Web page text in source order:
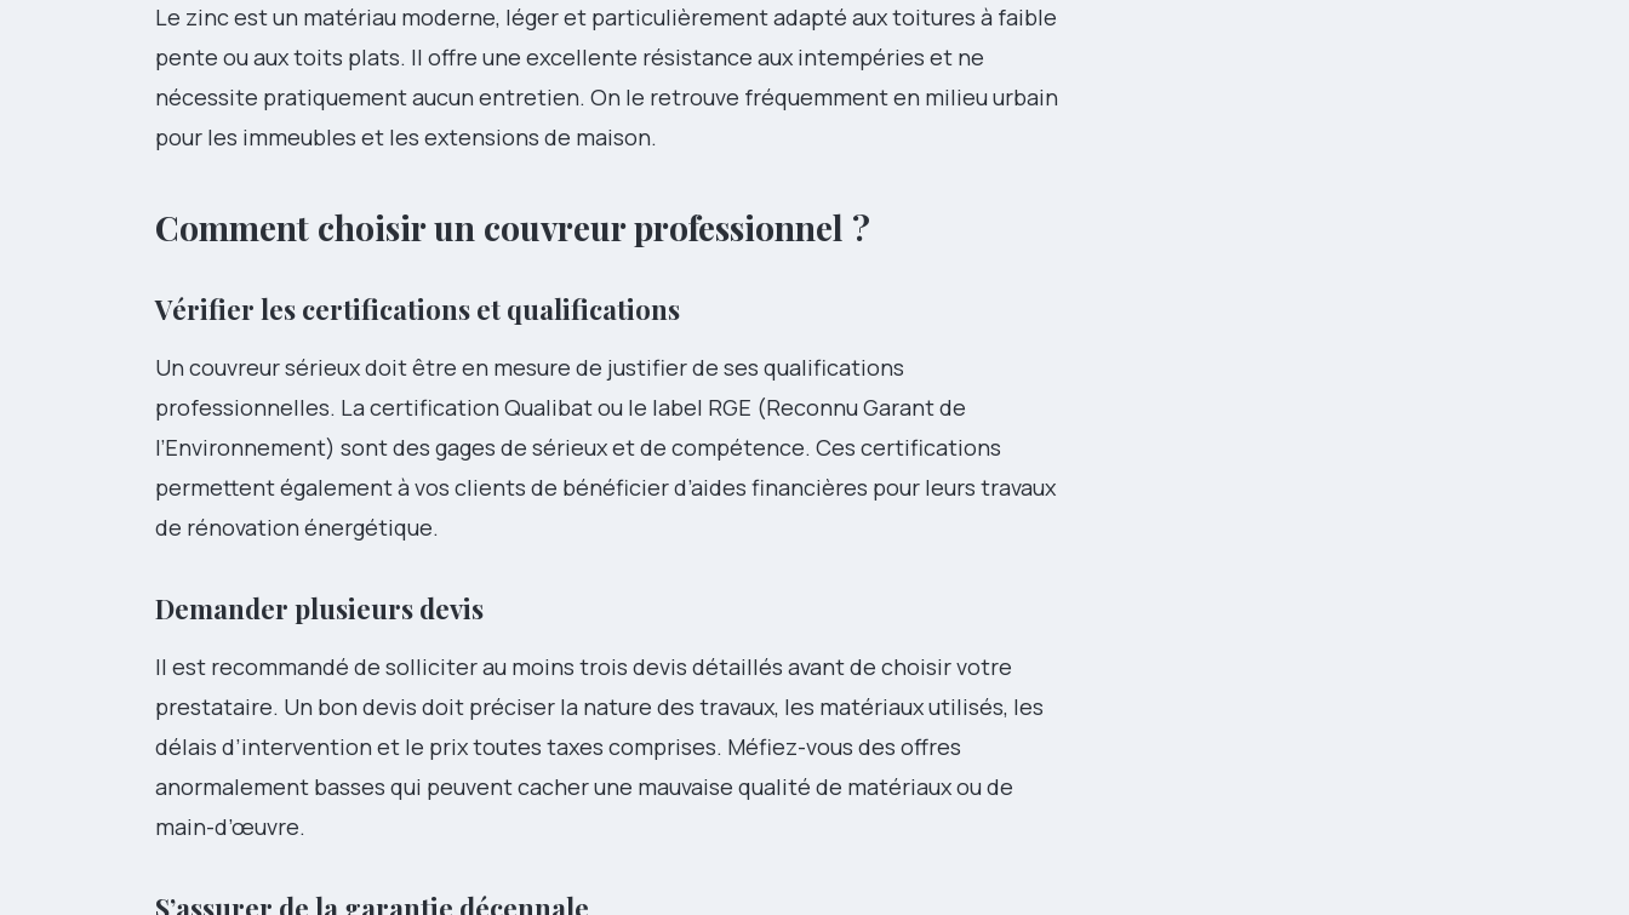
Le zinc est un matériau moderne, léger et particulièrement adapté aux toitures à faible
pente ou aux toits plats. Il offre une excellente résistance aux intempéries et ne
nécessite pratiquement aucun entretien. On le retrouve fréquemment en milieu urbain
pour les immeubles et les extensions de maison.
Comment choisir un couvreur professionnel ?
Vérifier les certifications et qualifications
Un couvreur sérieux doit être en mesure de justifier de ses qualifications
professionnelles. La certification Qualibat ou le label RGE (Reconnu Garant de
l’Environnement) sont des gages de sérieux et de compétence. Ces certifications
permettent également à vos clients de bénéficier d’aides financières pour leurs travaux
de rénovation énergétique.
Demander plusieurs devis
Il est recommandé de solliciter au moins trois devis détaillés avant de choisir votre
prestataire. Un bon devis doit préciser la nature des travaux, les matériaux utilisés, les
délais d’intervention et le prix toutes taxes comprises. Méfiez-vous des offres
anormalement basses qui peuvent cacher une mauvaise qualité de matériaux ou de
main-d’œuvre.
S’assurer de la garantie décennale